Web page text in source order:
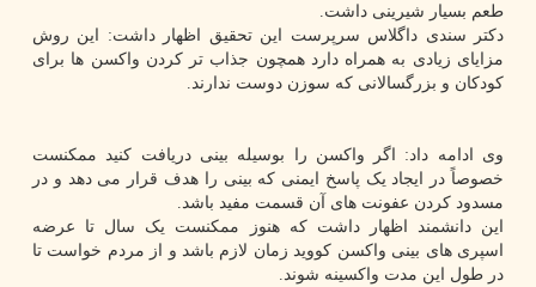
طعم بسیار شیرینی داشت.
دکتر سندی داگلاس سرپرست این تحقیق اظهار داشت: این روش
مزایای زیادی به همراه دارد همچون جذاب تر کردن واکسن ها برای
کودکان و بزرگسالانی که سوزن دوست ندارند.
وی ادامه داد: اگر واکسن را بوسیله بینی دریافت کنید ممکنست
خصوصاً در ایجاد یک پاسخ ایمنی که بینی را هدف قرار می دهد و در
مسدود کردن عفونت های آن قسمت مفید باشد.
این دانشمند اظهار داشت که هنوز ممکنست یک سال تا عرضه
اسپری های بینی واکسن کووید زمان لازم باشد و از مردم خواست تا
در طول این مدت واکسینه شوند.